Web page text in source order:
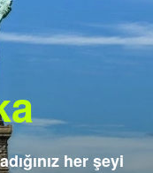
her şeyi